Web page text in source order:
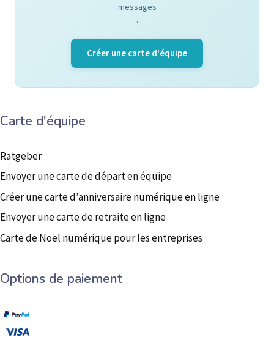
messages
.
Créer une carte d'équipe
Carte d'équipe
Ratgeber
Envoyer une carte de départ en équipe
Créer une carte d’anniversaire numérique en ligne
Envoyer une carte de retraite en ligne
Carte de Noël numérique pour les entreprises
Options de paiement